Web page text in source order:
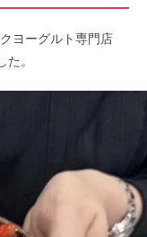
ヨーグルト専門店
。